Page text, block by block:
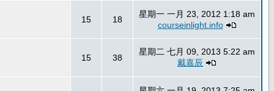
15 18
星期一 一月 23, 2012 1:18 am
courseinlight.info
15 38
星期二 七月 09, 2013 5:22 am
戴嘉辰